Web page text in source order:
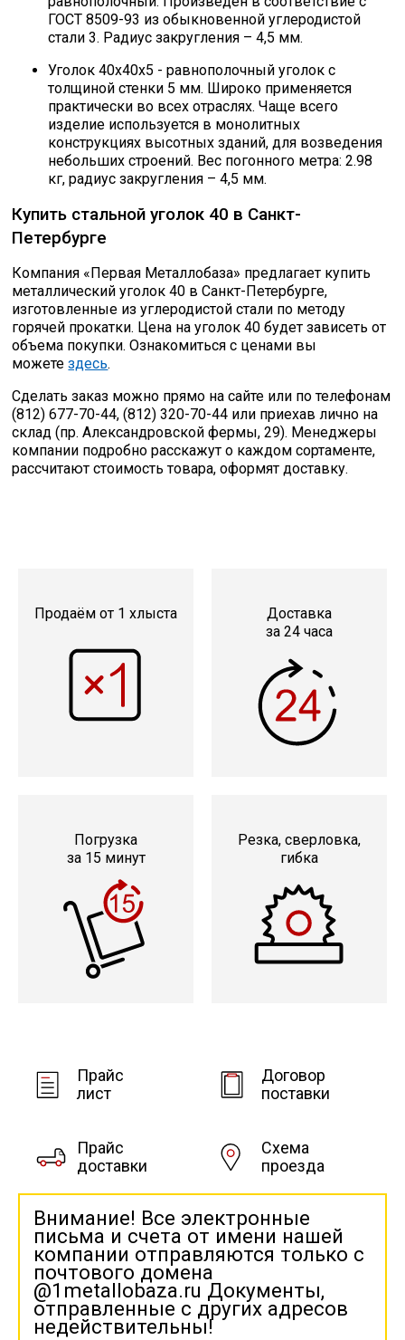
ГОСТ 8509-93 из обыкновенной углеродистой
стали 3. Радиус закругления – 4,5 мм.
Уголок 40х40х5 - равнополочный уголок с
толщиной стенки 5 мм. Широко применяется
практически во всех отраслях. Чаще всего
изделие используется в монолитных
конструкциях высотных зданий, для возведения
небольших строений. Вес погонного метра: 2.98
кг, радиус закругления – 4,5 мм.
Купить стальной уголок 40 в Санкт-
Петербурге
Компания «Первая Металлобаза» предлагает купить
металлический уголок 40 в Санкт-Петербурге,
изготовленные из углеродистой стали по методу
горячей прокатки. Цена на уголок 40 будет зависеть от
объема покупки. Ознакомиться с ценами вы
можетездесь.
Сделать заказ можно прямо на сайте или по телефонам
(812) 677-70-44, (812) 320-70-44 или приехав лично на
склад (пр. Александровской фермы, 29). Менеджеры
компании подробно расскажут о каждом сортаменте,
рассчитают стоимость товара, оформят доставку.
Продаём от 1 хлыста
Доставка
за 24 часа
Погрузка
за 15 минут
Резка, сверловка,
гибка
Прайс
лист
Договор
поставки
Прайс
доставки
Схема
проезда
Внимание! Все электронные
письма и счета от имени нашей
компании отправляются только с
почтового домена
@1metallobaza.ru Документы,
отправленные с других адресов
недействительны!